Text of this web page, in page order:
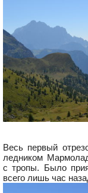
Весь первый
ледником
с тропы. Было
всего лишь час